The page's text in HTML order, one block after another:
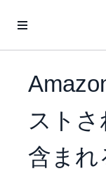
スト
含まれ